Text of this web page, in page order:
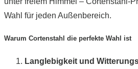
Wahl für jeden Außenbereich.
Warum Cortenstahl die perfekte Wahl ist
Langlebigkeit und